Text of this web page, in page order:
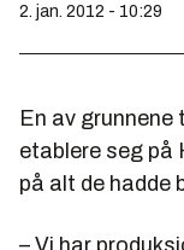
2. jan. 2012 - 10:29
En av
etablere seg på
på alt de hadde
– Vi har